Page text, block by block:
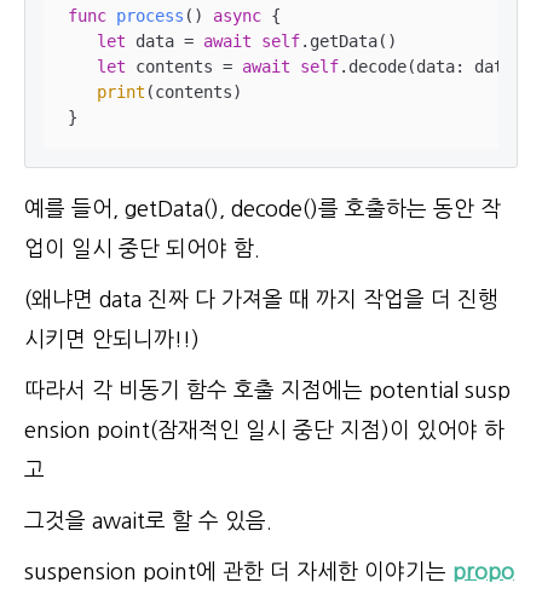
func process () async {
let data = await self.getData()
let contents = await self.decode(data: data)
print (contents)
}
예를 들어, getData(), decode()를 호출하는 동안 작
업이 일시 중단 되어야 함.
(왜냐면 data 진짜 다 가져올 때 까지 작업을 더 진행
시키면 안되니까!!)
따라서 각 비동기 함수 호출 지점에는 potential susp
ension point(잠재적인 일시 중단 지점)이 있어야 하
고
그것을 await로 할 수 있음.
suspension point에 관한 더 자세한 이야기는 propo